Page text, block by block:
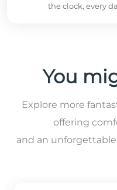
the clock, every
You
Explore more
offering
and an